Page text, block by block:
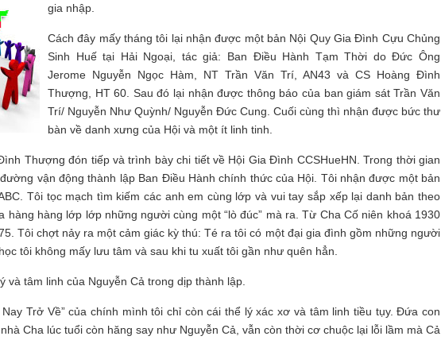
gia nhập.
Cách đây mấy tháng tôi lại nhận được một bản Nội Quy Gia Đình Cựu Chủng
Sinh Huế tại Hải Ngoại, tác giả: Ban Điều Hành Tạm Thời do Đức Ông
Jerome Nguyễn Ngọc Hàm, NT Trần Văn Trí, AN43 và CS Hoàng Đình
Thượng, HT 60. Sau đó lại nhận được thông báo của ban giám sát Trần Văn
Trí/ Nguyễn Như Quỳnh/ Nguyễn Đức Cung. Cuối cùng thì nhận được bức thư
bàn về danh xưng của Hội và một ít linh tinh.
Thượng đón tiếp và trình bày chi tiết về Hội Gia Đình CCSHueHN. Trong thời gian
vận động thành lập Ban Điều Hành chính thức của Hội. Tôi nhận được một bản
Tôi tọc mạch tìm kiếm các anh em cùng lớp và vui tay sắp xếp lại danh bản theo
hàng hàng lớp lớp những người cùng một “lò đúc” mà ra. Từ Cha Cố niên khoá 1930
Tôi chợt nảy ra một cảm giác kỳ thú: Té ra tôi có một đại gia đình gồm những người
tôi không mấy lưu tâm và sau khi tu xuất tôi gần như quên hẳn.
và tâm linh của Nguyễn Cả trong dịp thành lập.
Trở Về” của chính mình tôi chỉ còn cái thể lý xác xơ và tâm linh tiều tụy. Đứa con
Cha lúc tuổi còn hăng say như Nguyễn Cả, vẫn còn thời cơ chuộc lại lỗi lầm mà Cả